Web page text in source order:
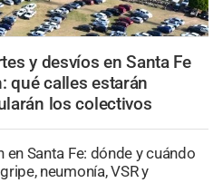
y desvíos en Santa Fe
qué calles estarán
los colectivos
en Santa Fe: dónde y cuándo
neumonía, VSR y